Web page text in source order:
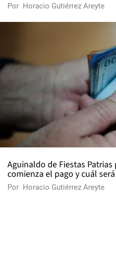
Por Horacio Gutiérrez Areyte
Aguinaldo de Fiestas
comienza el pago y cuál
Por Horacio Gutiérrez Areyte